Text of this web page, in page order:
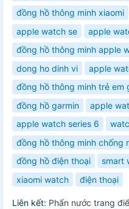
đồng hồ thông minh xiaomi
apple watch se
apple
đồng hồ thông minh apple
dong ho dinh vi
apple
đồng hồ thông minh trẻ em
đồng hồ garmin
apple
apple watch series 6
đồng hồ thông minh chống
đồng hồ điện thoại
smart
xiaomi watch
điện thoại
Liên kết: Phấn nước trang